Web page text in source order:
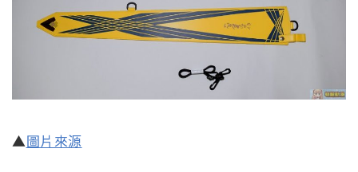
▲圖片來源